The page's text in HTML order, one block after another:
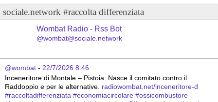
sociale.network #raccolta differenziata
Wombat Radio - Rss Bot
@wombat@sociale.network
@wombat - 22/7/2026 8:46
Inceneritore di Montale – Pistoia: Nasce il comitato contro il
Raddoppio e per le alternative. radiowombat.net/inceneritore-d
#raccoltadifferenziata #economiacircolare #ossicombustore